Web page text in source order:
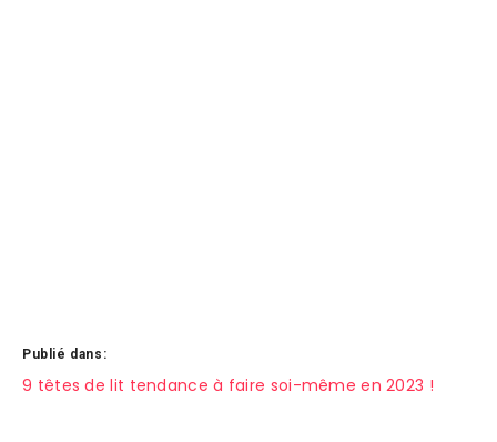
Publié dans:
Navigation
9 têtes de lit tendance à faire soi-même en 2023 !